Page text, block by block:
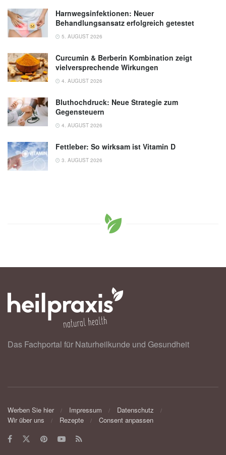
Harnwegsinfektionen: Neuer
Behandlungsansatz erfolgreich getestet
5. AUGUST 2026
Curcumin & Berberin Kombination zeigt
vielversprechende Wirkungen
4. AUGUST 2026
Bluthochdruck: Neue Strategie zum
Gegensteuern
4. AUGUST 2026
Fettleber: So wirksam ist Vitamin D
3. AUGUST 2026
Das Fachportal für Naturheilkunde und Gesundheit
Werben Sie hier Impressum
Datenschutz
Wir über uns
Rezepte Consent anpassen